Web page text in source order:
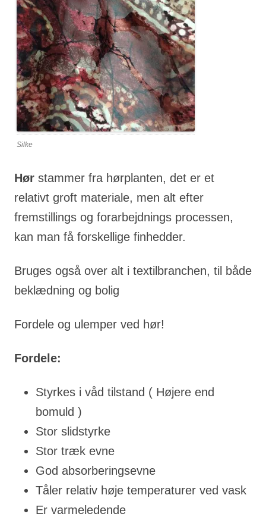
Silke
Hør stammer fra hørplanten, det er et
relativt groft materiale, men alt efter
fremstillings og forarbejdnings processen,
kan man få forskellige finhedder.
Bruges også over alt i textilbranchen, til både
beklædning og bolig
Fordele og ulemper ved hør!
Fordele:
Styrkes i våd tilstand ( Højere end
bomuld )
Stor slidstyrke
Stor træk evne
God absorberingsevne
Tåler relativ høje temperaturer ved vask
Er varmeledende